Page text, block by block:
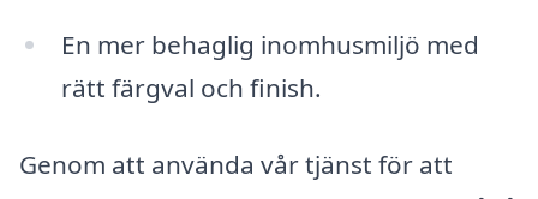
En mer behaglig inomhusmiljö med
rätt färgval och finish.
Genom att använda vår tjänst för att